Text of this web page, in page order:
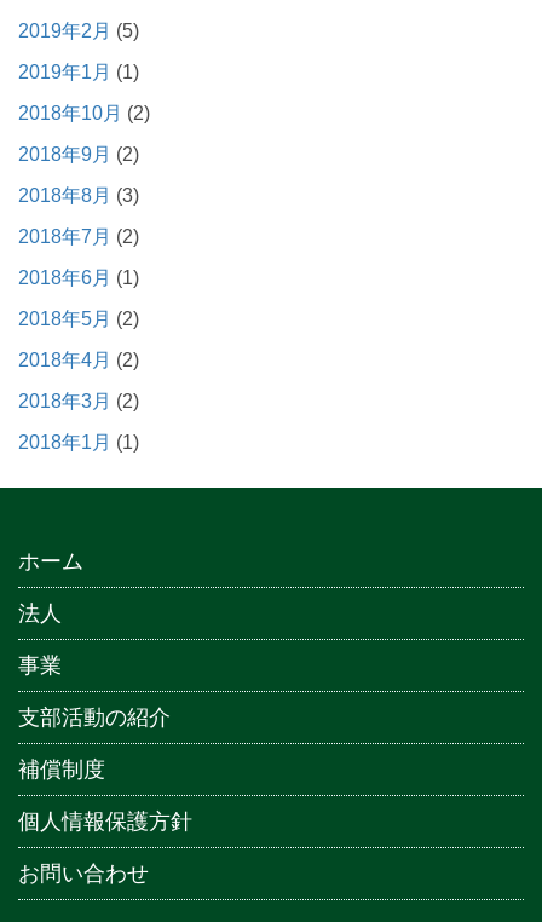
2019年2月 (5)
2019年1月 (1)
2018年10月 (2)
2018年9月 (2)
2018年8月 (3)
2018年7月 (2)
2018年6月 (1)
2018年5月 (2)
2018年4月 (2)
2018年3月 (2)
2018年1月 (1)
ホーム
法人
事業
支部活動の紹介
補償制度
個人情報保護方針
お問い合わせ